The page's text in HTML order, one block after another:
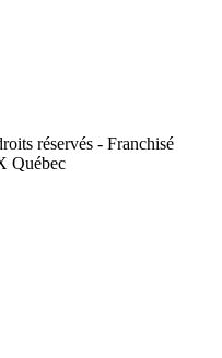
réservés - Franchisé
Québec